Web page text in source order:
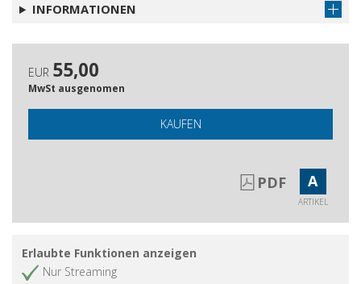
INFORMATIONEN
EUR 55,00
MwSt ausgenomen
KAUFEN
PDF A
ARTIKEL
Erlaubte Funktionen anzeigen
Nur Streaming